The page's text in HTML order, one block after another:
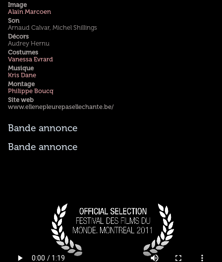
Image
Alain Marcoen
Son
Arnaud Calvar, Michel Shillings
Décors
Audrey Hernu
Costumes
Vanessa Evrard
Musique
Kris Dane
Montage
Philippe Boucq
Site web
www.ellenepleurepasellechante.be/
Bande annonce
Bande annonce